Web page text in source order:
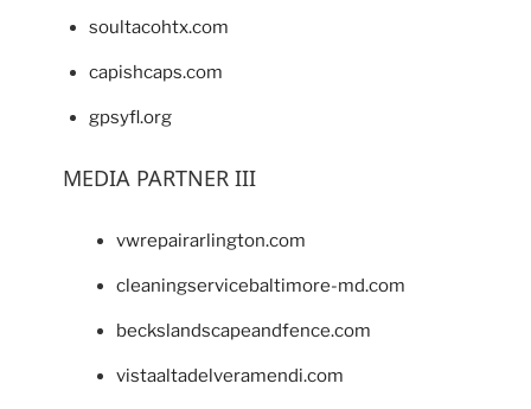
soultacohtx.com
capishcaps.com
gpsyfl.org
MEDIA PARTNER III
vwrepairarlington.com
cleaningservicebaltimore-md.com
beckslandscapeandfence.com
vistaaltadelveramendi.com